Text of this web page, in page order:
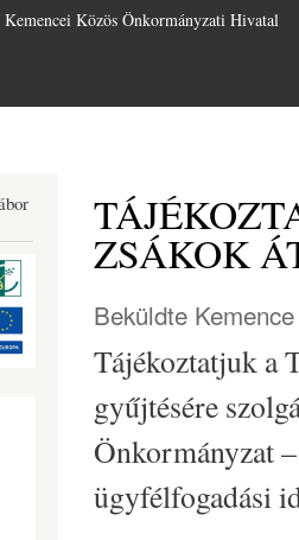
Kemencei Közös Önkormányzati Hivatal
ZSÁKOK
Beküldte
Tájékoztatjuk a
gyűjtésére
Önkormányzat
ügyfélfogadási